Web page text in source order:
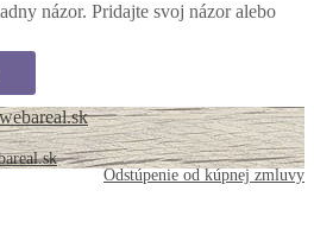
názor. Pridajte svoj názor alebo
Odstúpenie od kúpnej zmluvy